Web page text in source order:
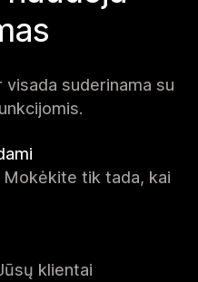
visada suderinama su
tik tada, kai
klientai